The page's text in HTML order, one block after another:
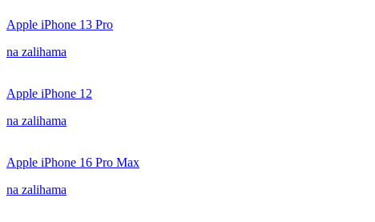
Apple iPhone 13 Pro
na zalihama
Apple iPhone 12
na zalihama
Apple iPhone 16 Pro Max
na zalihama